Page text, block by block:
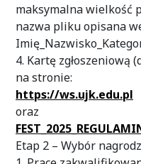
maksymalna wielkość
nazwa pliku opisana
4. Kartę zgłoszeniową
na stronie:
https://ws.ujk.edu.pl
oraz
Etap 2 – Wybór